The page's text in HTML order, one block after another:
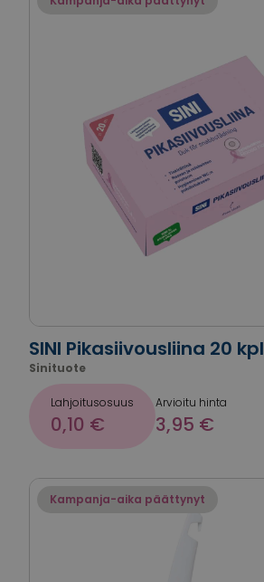
SINI Pikasiivousliina 20 kpl
Sinituote
Lahjoitusosuus
0,10 €
Arvioitu hinta
3,95 €
Kampanja-aika päättynyt